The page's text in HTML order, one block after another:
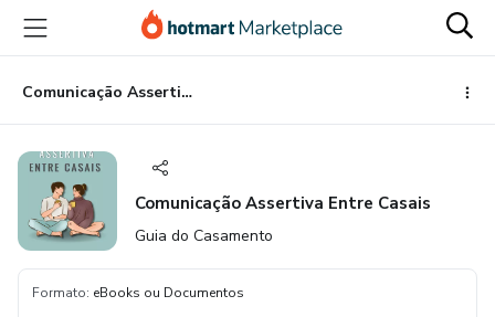
para
conteúdo
principal
para
pagamento
para
rodapé
Comunicação Assertiva Entre Casais
Comunicação Assertiva Entre Casais
Guia do Casamento
Formato: eBooks ou Documentos